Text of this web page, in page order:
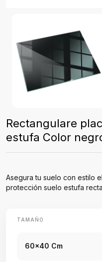
Rectangulare
estufa Color
Asegura tu suelo con estilo
protección suelo estufa
TAMAÑO
60x40 Cm